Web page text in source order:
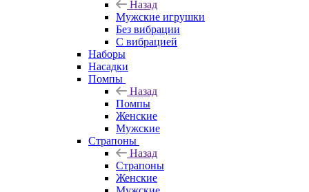
Назад
Мужские игрушки
Без вибрации
С вибрацией
Наборы
Насадки
Помпы
Назад
Помпы
Женские
Мужские
Страпоны
Назад
Страпоны
Женские